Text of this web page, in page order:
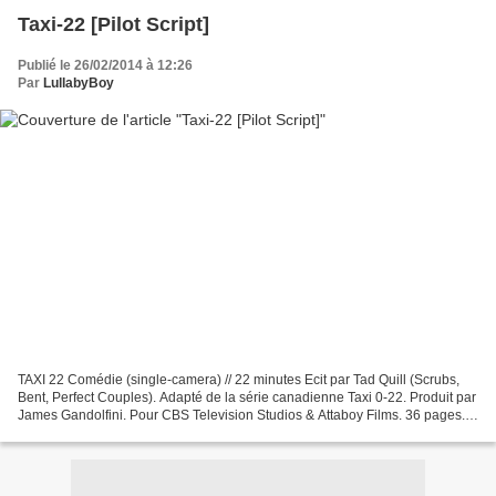
Taxi-22 [Pilot Script]
Publié le 26/02/2014 à 12:26
Par LullabyBoy
TAXI 22 Comédie (single-camera) // 22 minutes Ecit par Tad Quill (Scrubs,
Bent, Perfect Couples). Adapté de la série canadienne Taxi 0-22. Produit par
James Gandolfini. Pour CBS Television Studios & Attaboy Films. 36 pages.